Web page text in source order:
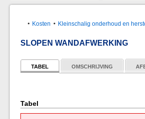
Kosten Kleinschalig onderhoud en
SLOPEN WANDAFWERKING
TABEL OMSCHRIJVING
Tabel